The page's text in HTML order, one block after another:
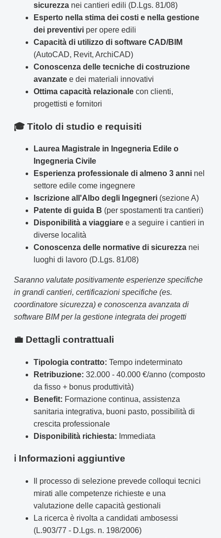
sicurezza nei cantieri edili (D.Lgs. 81/08)
Esperto nella stima dei costi e nella gestione
dei preventivi per opere edili
Capacità di utilizzo di software CAD/BIM
(AutoCAD, Revit, ArchiCAD)
Conoscenza delle tecniche di costruzione
avanzate e dei materiali innovativi
Ottima capacità relazionale con clienti,
progettisti e fornitori
🎓 Titolo di studio e requisiti
Laurea Magistrale in Ingegneria Edile o
Ingegneria Civile
Esperienza professionale di almeno 3 anni nel
settore edile come ingegnere
Iscrizione all'Albo degli Ingegneri (sezione A)
Patente di guida B (per spostamenti tra cantieri)
Disponibilità a viaggiare e a seguire i cantieri in
diverse località
Conoscenza delle normative di sicurezza nei
luoghi di lavoro (D.Lgs. 81/08)
Saranno valutate positivamente esperienze specifiche
in grandi cantieri, certificazioni specifiche (es.
coordinatore sicurezza) e conoscenza avanzata di
software BIM per la gestione integrata dei progetti
💼 Dettagli contrattuali
Tipologia contratto: Tempo indeterminato
Retribuzione: 32.000 - 40.000 €/anno (composto
da fisso + bonus produttività)
Benefit: Formazione continua, assistenza
sanitaria integrativa, buoni pasto, possibilità di
crescita professionale
Disponibilità richiesta: Immediata
ℹ️ Informazioni aggiuntive
Il processo di selezione prevede colloqui tecnici
mirati alle competenze richieste e una
valutazione delle capacità gestionali
La ricerca è rivolta a candidati ambosessi
(L.903/77 - D.Lgs. n. 198/2006)